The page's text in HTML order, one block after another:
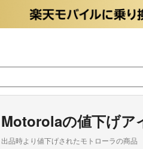
Motorolaの値下げア
出品時より値下げされたモトローラの商品